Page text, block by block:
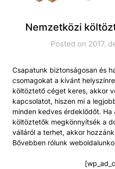
Nemzetközi
Posted on 2017.
Csapatunk biztonságosan és
csomagokat a kívánt
költöztető céget keres, akkor
kapcsolatot, hiszen mi a
minden kedves érdeklődőt.
költöztetők megkönnyítsék a
válláról a terhet, akkor
Bővebben rólunk